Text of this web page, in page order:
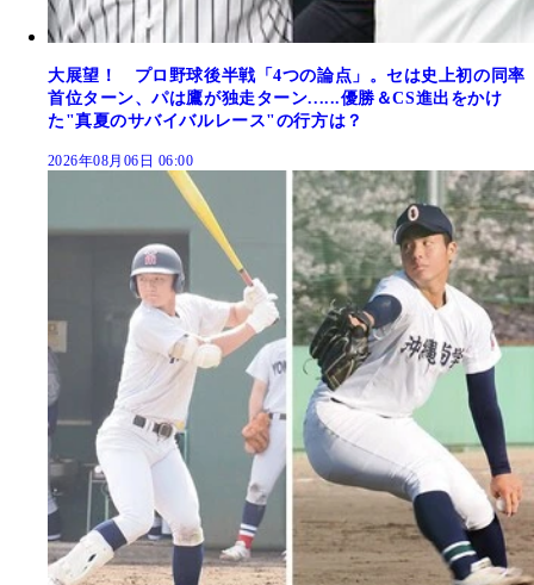
大展望！ プロ野球後半戦「4つの論点」。セは史上初の同率
首位ターン、パは鷹が独走ターン......優勝＆CS進出をかけ
た"真夏のサバイバルレース"の行方は？
2026年08月06日 06:00